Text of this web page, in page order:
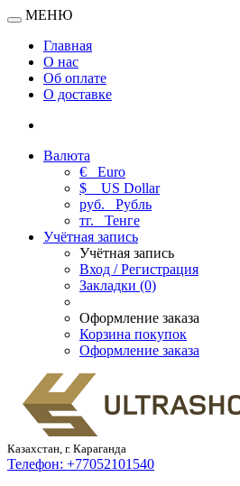
МЕНЮ
Главная
О нас
Об оплате
О доставке
Валюта
€ Euro
$
US Dollar
руб. Рубль
тг. Тенге
Учётная запись
Учётная запись
Вход / Регистрация
Закладки (0)
Оформление заказа
Корзина покупок
Оформление заказа
Казахстан, г. Караганда
Телефон: +77052101540